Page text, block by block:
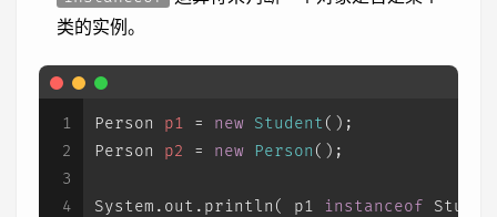
类的实例。
1
2
3
4
Person p1 = new Student ();
Person
p2 = new Person ();
System.out.println( p1 instanceof